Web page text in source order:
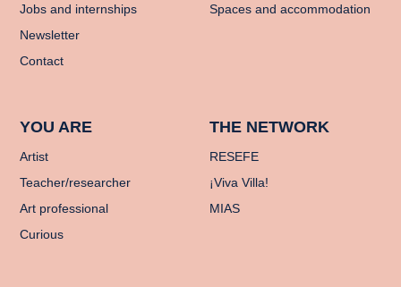
Jobs and internships
Newsletter
Contact
Spaces and accommodation
YOU ARE
Artist
Teacher/researcher
Art professional
Curious
THE NETWORK
RESEFE
¡Viva Villa!
MIAS